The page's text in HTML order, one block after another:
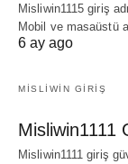
Misliwin1115 giriş
Mobil ve masaüstü
6 ay ago
MISLIWIN GIRIŞ
Misliwin1111
Misliwin1111 giriş